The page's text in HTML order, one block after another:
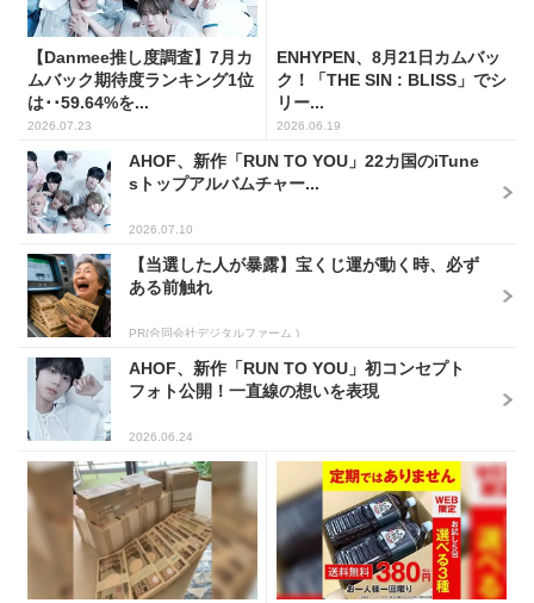
【Danmee推し度調査】7月カ
ムバック期待度ランキング1位
は･･59.64%を...
2026.07.23
ENHYPEN、8月21日カムバッ
ク！「THE SIN : BLISS」でシ
リー...
2026.06.19
AHOF、新作「RUN TO YOU」22カ国のiTune
sトップアルバムチャー...
2026.07.10
【当選した人が暴露】宝くじ運が動く時、必ず
ある前触れ
PR(合同会社デジタルファーム )
AHOF、新作「RUN TO YOU」初コンセプト
フォト公開！一直線の想いを表現
2026.06.24